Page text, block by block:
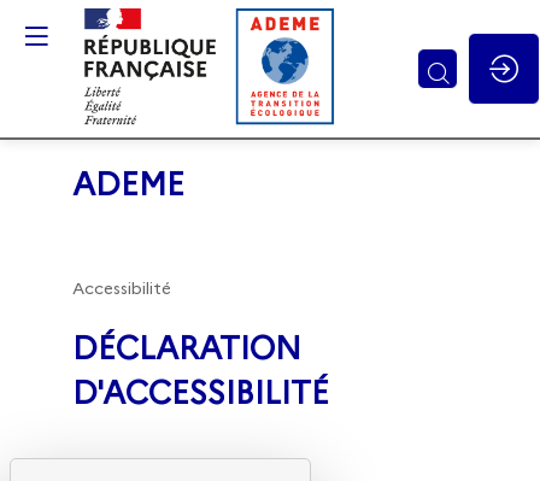
ADEME
Accessibilité
DÉCLARATION
D'ACCESSIBILITÉ
Gestion des cookies